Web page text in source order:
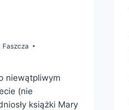
Faszcza
niewątpliwym
(nie
książki Mary